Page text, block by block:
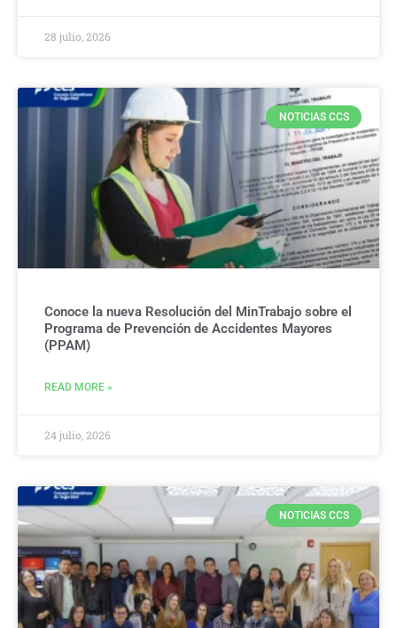
28 julio, 2026
NOTICIAS CCS
Conoce la nueva Resolución del MinTrabajo sobre el
Programa de Prevención de Accidentes Mayores
(PPAM)
READ MORE »
24 julio, 2026
NOTICIAS CCS